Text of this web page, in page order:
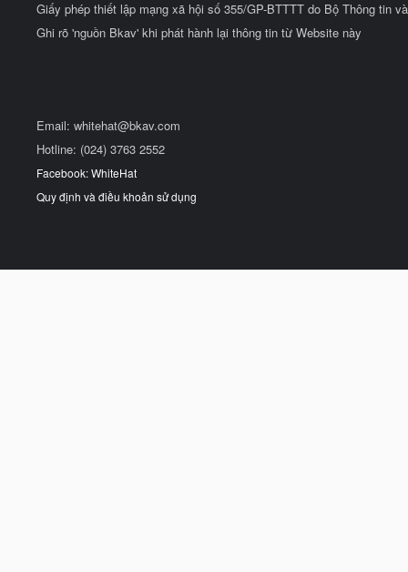
Giấy phép thiết lập mạng xã hội số 355/GP-BTTTT do Bộ Thông tin
Ghi rõ 'nguồn Bkav' khi phát hành lại thông tin từ Website này
Email: whitehat@bkav.com
Hotline: (024) 3763 2552
Facebook: WhiteHat
Quy định và điều khoản sử dụng